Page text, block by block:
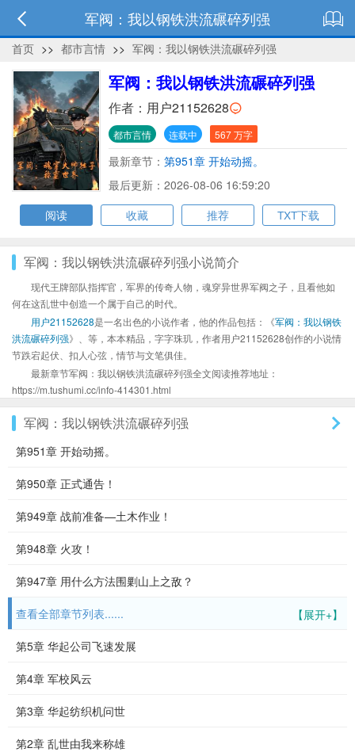
军阀：我以钢铁洪流碾碎列强
首页 >> 都市言情 >> 军阀：我以钢铁洪流碾碎列强
军阀：我以钢铁洪流碾碎列强
作者： 用户21152628
都市言情 连载中 567 万字
最新章节： 第951章 开始动摇。
最后更新：2026-08-06 16:59:20
阅读
收藏 推荐 TXT下载
军阀：我以钢铁洪流碾碎列强小说简介
现代王牌部队指挥官，军界的传奇人物，魂穿异世界军阀之子，且看他如
何在这乱世中创造一个属于自己的时代。
用户21152628是一名出色的小说作者，他的作品包括：《军阀：我以钢铁
洪流碾碎列强》、等，本本精品，字字珠玑，作者用户21152628创作的小说情
节跌宕起伏、扣人心弦，情节与文笔俱佳。
最新章节军阀：我以钢铁洪流碾碎列强全文阅读推荐地址：
https://m.tushumi.cc/info-414301.html
军阀：我以钢铁洪流碾碎列强
第951章 开始动摇。
第950章 正式通告！
第949章 战前准备—土木作业！
第948章 火攻！
第947章 用什么方法围剿山上之敌？
【展开+】
查看全部章节列表......
第5章 华起公司飞速发展
第4章 军校风云
第3章 华起纺织机问世
第2章 乱世由我来称雄